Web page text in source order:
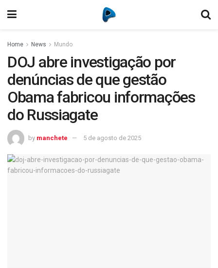
Home News Mundo
DOJ abre investigação por
denúncias de que gestão
Obama fabricou informações
do Russiagate
by manchete 5 de agosto de 2025